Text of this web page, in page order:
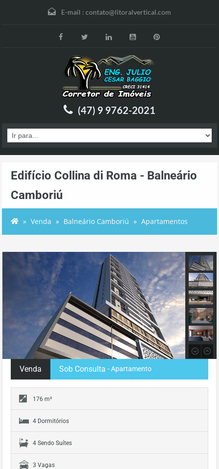
E-mail : contato@litoralvertical.com
(47) 9 9762-2021
Edifício Collina di Roma - Balneário
Camboriú
Venda Balneário Camboriú Apartamentos
Venda Sob Consulta - Apartamento
176 m²
4 Dormitórios
4 Sendo Suítes
3 Vagas